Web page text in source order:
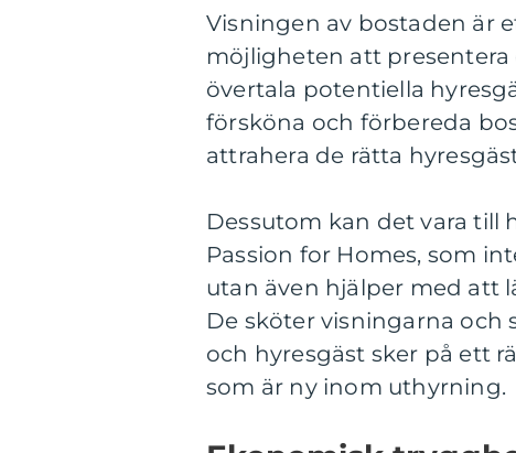
Visningen av bostaden är
möjligheten att
övertala potentiella
försköna och förbereda
attrahera de rätta
Dessutom kan det vara till
Passion for Homes, som
utan även hjälper med att
De sköter visningarna
och hyresgäst sker på ett
som är ny inom uthyrning.